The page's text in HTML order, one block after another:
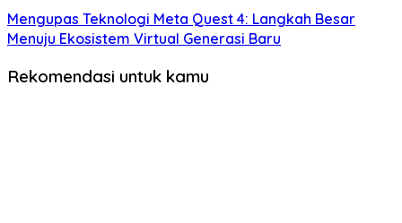
Mengupas Teknologi Meta Quest 4: Langkah Besar
Menuju Ekosistem Virtual Generasi Baru
Rekomendasi untuk kamu